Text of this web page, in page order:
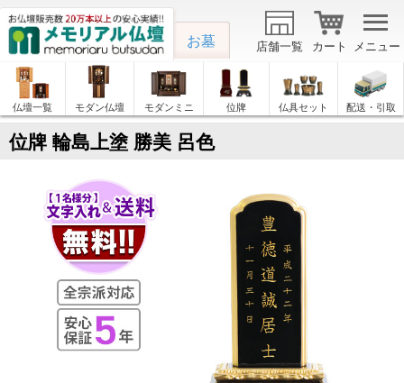
お墓 メニュー
カート
店舗一覧
仏壇一覧 モダン仏壇 モダンミニ 位牌 仏具セット 配送・引取
位牌 輪島上塗 勝美 呂色